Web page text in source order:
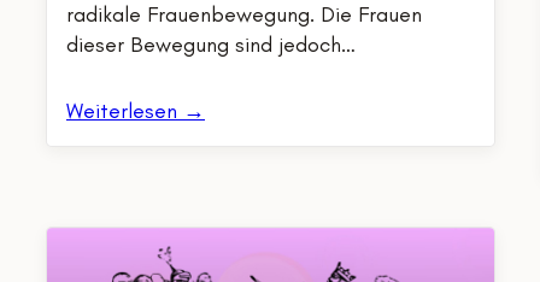
radikale Frauenbewegung. Die Frauen
dieser Bewegung sind jedoch…
Weiterlesen →